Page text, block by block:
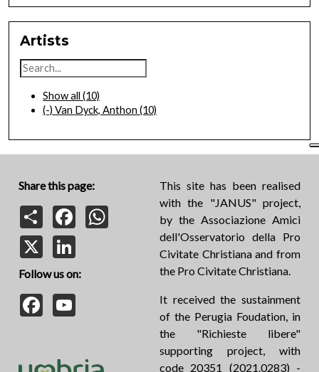
Artists
Show all (10)
(-) Van Dyck, Anthon (10)
Share this page:
Share
Facebook
Follow us on:
Facebook
This site has been realised
with the "JANUS" project,
by the Associazione Amici
dell'Osservatorio della Pro
Civitate Christiana and from
the Pro Civitate Christiana.
It received the sustainment
of the Perugia Foudation, in
the "Richieste libere"
supporting project, with
code 20351 (2021.0283) -